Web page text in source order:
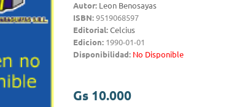
Autor: Leon Benosayas
ISBN:9519068597
Editorial:Celcius
Edicion: 1990-01-01
Disponibilidad: No Disponible
Gs 10.000